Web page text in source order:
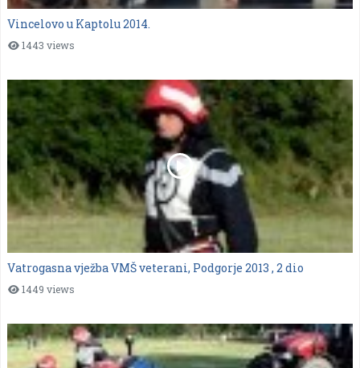
Vincelovo u Kaptolu 2014.
1443 views
Vatrogasna vježba VMŠ veterani, Podgorje 2013 , 2 dio
1449 views